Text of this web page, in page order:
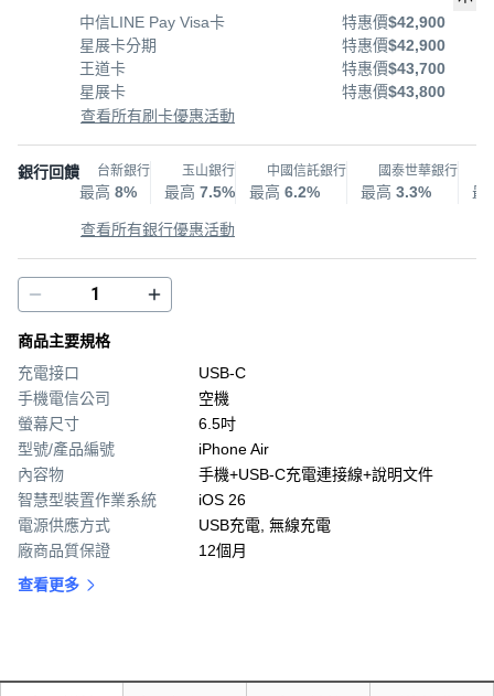
中信LINE Pay Visa卡 特惠價$42,900
星展卡分期
特惠價$42,900
王道卡
特惠價$43,700
星展卡
特惠價$43,800
查看所有刷卡優惠活動
銀行回饋 台新銀行
最高 8%
玉山銀行
最高 7.5%
中國信託銀行
最高 6.2%
國泰世華銀行
最高 3.3% 最
查看所有銀行優惠活動
商品主要規格
充電接口
USB-C
手機電信公司
空機
螢幕尺寸
6.5吋
型號/產品編號
iPhone Air
內容物
手機+USB-C充電連接線+說明文件
智慧型裝置作業系統
iOS 26
電源供應方式
USB充電, 無線充電
廠商品質保證
12個月
查看更多